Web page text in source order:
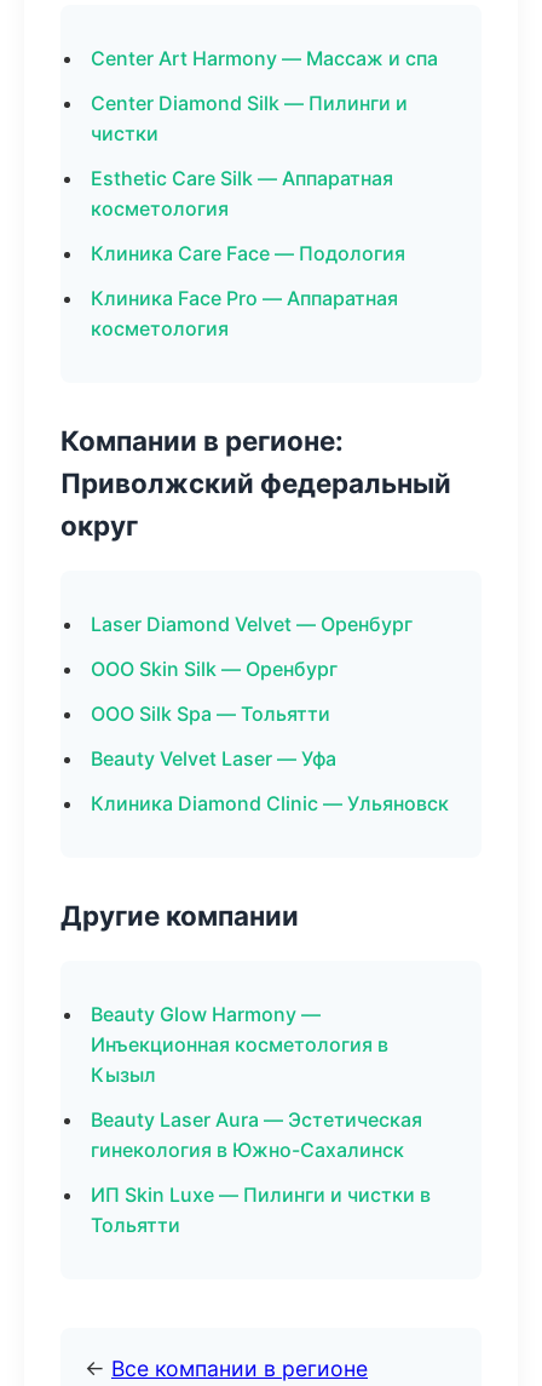
Center Art Harmony — Массаж и спа
Center Diamond Silk — Пилинги и
чистки
Esthetic Care Silk — Аппаратная
косметология
Клиника Care Face — Подология
Клиника Face Pro — Аппаратная
косметология
Компании в регионе:
Приволжский федеральный
округ
Laser Diamond Velvet — Оренбург
ООО Skin Silk — Оренбург
ООО Silk Spa — Тольятти
Beauty Velvet Laser — Уфа
Клиника Diamond Clinic — Ульяновск
Другие компании
Beauty Glow Harmony —
Инъекционная косметология в
Кызыл
Beauty Laser Aura — Эстетическая
гинекология в Южно-Сахалинск
ИП Skin Luxe — Пилинги и чистки в
Тольятти
← Все компании в регионе